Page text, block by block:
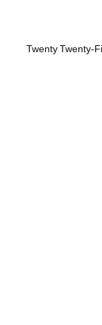
Twenty Twenty-